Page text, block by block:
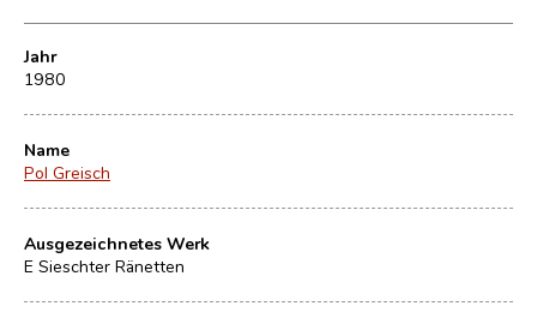
Jahr
1980
Name
Pol Greisch
Ausgezeichnetes Werk
E Sieschter Ränetten